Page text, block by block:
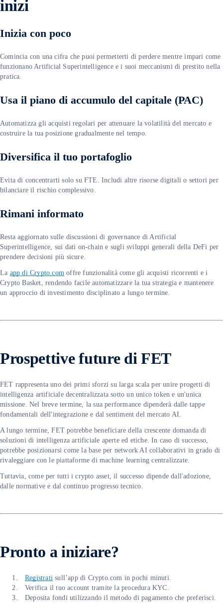
inizi
Inizia con poco
Comincia con una cifra che puoi permetterti di perdere mentre impari come
funzionano Artificial Superintelligence e i suoi meccanismi di prestito nella
pratica.
Usa il piano di accumulo del capitale (PAC)
Automatizza gli acquisti regolari per attenuare la volatilità del mercato e
costruire la tua posizione gradualmente nel tempo.
Diversifica il tuo portafoglio
Evita di concentrarti solo su FTE. Includi altre risorse digitali o settori per
bilanciare il rischio complessivo.
Rimani informato
Resta aggiornato sulle discussioni di governance di Artificial
Superintelligence, sui dati on-chain e sugli sviluppi generali della DeFi per
prendere decisioni più sicure.
La app di Crypto.com offre funzionalità come gli acquisti ricorrenti e i
Crypto Basket, rendendo facile automatizzare la tua strategia e mantenere
un approccio di investimento disciplinato a lungo termine.
Prospettive future di FET
FET rappresenta uno dei primi sforzi su larga scala per unire progetti di
intelligenza artificiale decentralizzata sotto un unico token e un'unica
missione. Nel breve termine, la sua performance dipenderà dalle tappe
fondamentali dell'integrazione e dal sentiment del mercato AI.
A lungo termine, FET potrebbe beneficiare della crescente domanda di
soluzioni di intelligenza artificiale aperte ed etiche. In caso di successo,
potrebbe posizionarsi come la base per network AI collaborativi in grado di
rivaleggiare con le piattaforme di machine learning centralizzate.
Tuttavia, come per tutti i crypto asset, il successo dipende dall'adozione,
dalle normative e dal continuo progresso tecnico.
Pronto a iniziare?
Registrati sull’app di Crypto.com in pochi minuti.
Verifica il tuo account tramite la procedura KYC.
Deposita fondi utilizzando il metodo di pagamento che preferisci.